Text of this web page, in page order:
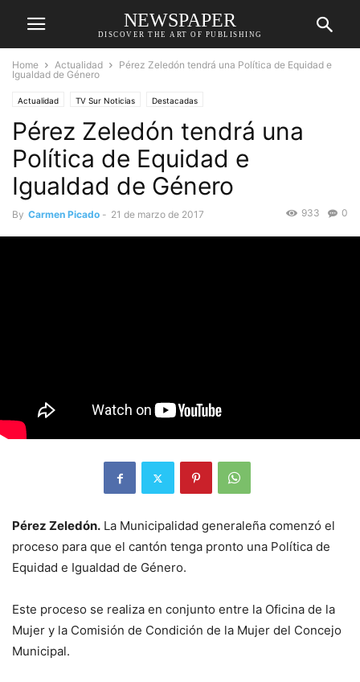
NEWSPAPER
DISCOVER THE ART OF PUBLISHING
Home Actualidad
Pérez Zeledón tendrá una Política de Equidad e
Igualdad de Género
Actualidad TV Sur Noticias Destacadas
Pérez Zeledón tendrá una
Política de Equidad e
Igualdad de Género
By Carmen Picado - 21 de marzo de 2017 0
933
Pérez Zeledón. La Municipalidad generaleña comenzó el
proceso para que el cantón tenga pronto una Política de
Equidad e Igualdad de Género.
Este proceso se realiza en conjunto entre la Oficina de la
Mujer y la Comisión de Condición de la Mujer del Concejo
Municipal.